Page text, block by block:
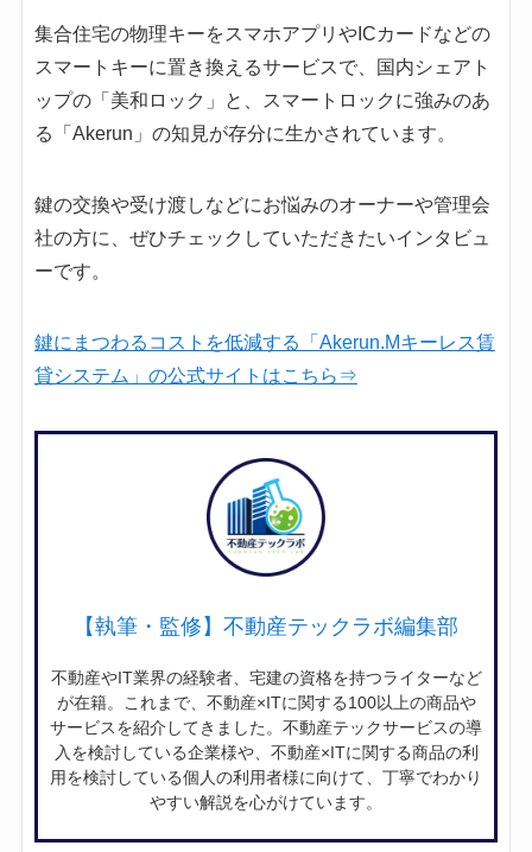
集合住宅の物理キーをスマホアプリやICカードなどの
スマートキーに置き換えるサービスで、国内シェアト
ップの「美和ロック」と、スマートロックに強みのあ
る「Akerun」の知見が存分に生かされています。
鍵の交換や受け渡しなどにお悩みのオーナーや管理会
社の方に、ぜひチェックしていただきたいインタビュ
ーです。
鍵にまつわるコストを低減する「Akerun.Mキーレス賃
貸システム」の公式サイトはこちら⇒
【執筆・監修】不動産テックラボ編集部
不動産やIT業界の経験者、宅建の資格を持つライターなど
が在籍。これまで、不動産×ITに関する100以上の商品や
サービスを紹介してきました。不動産テックサービスの導
入を検討している企業様や、不動産×ITに関する商品の利
用を検討している個人の利用者様に向けて、丁寧でわかり
やすい解説を心がけています。